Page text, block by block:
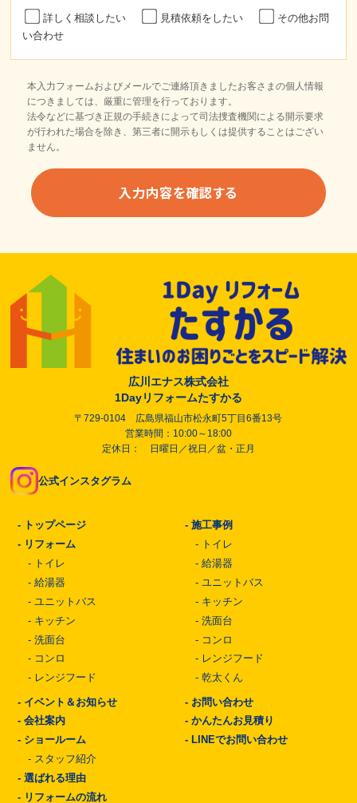
詳しく相談したい 見積依頼をしたい
その他お問
い合わせ
本入力フォームおよびメールでご連絡頂きましたお客さまの個人情報
につきましては、厳重に管理を行っております。
法令などに基づき正規の手続きによって司法捜査機関による開示要求
が行われた場合を除き、第三者に開示もしくは提供することはござい
ません。
広川エナス株式会社
1Dayリフォームたすかる
〒729-0104 広島県福山市松永町5丁目6番13号
営業時間：10:00～18:00
定休日： 日曜日／祝日／盆・正月
公式インスタグラム
- トップページ
- リフォーム
- トイレ
- 給湯器
- ユニットバス
- キッチン
- 洗面台
- コンロ
- レンジフード
-施工事例
- トイレ
-給湯器
- ユニットバス
- キッチン
-洗面台
- コンロ
- レンジフード
-乾太くん
- イベント＆お知らせ
- 会社案内
- ショールーム
- スタッフ紹介
- 選ばれる理由
- リフォームの流れ
- お問い合わせ
-かんたんお見積り
- LINEでお問い合わせ